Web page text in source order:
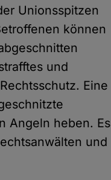
Unionsspitzen
können
und
Eine
Angeln heben. Es
und